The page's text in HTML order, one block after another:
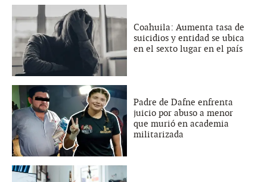
Coahuila: Aumenta tasa de
suicidios y entidad se ubica
en el sexto lugar en el país
Padre de Dafne enfrenta
juicio por abuso a menor
que murió en academia
militarizada